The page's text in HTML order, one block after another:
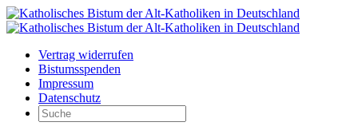
Vertrag widerrufen
Bistumsspenden
Impressum
Datenschutz